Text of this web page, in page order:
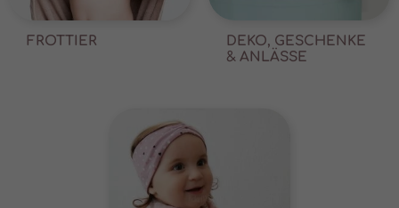
FROTTIER
DEKO, GESCHENKE
& ANLÄSSE